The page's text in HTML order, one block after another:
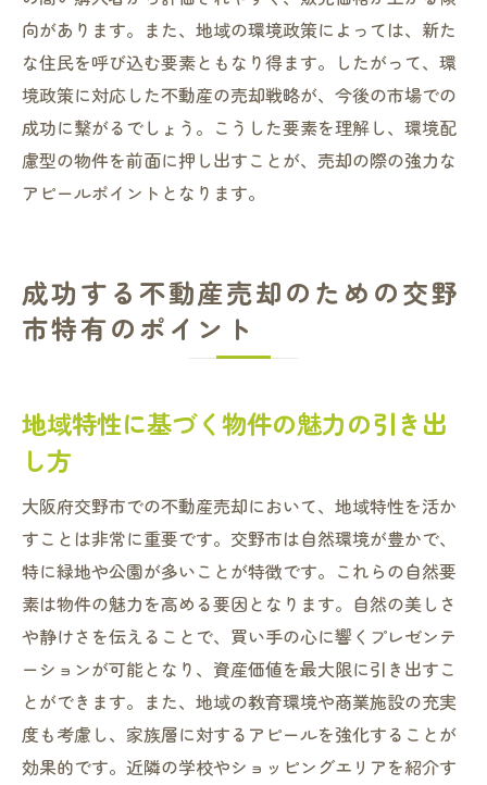
向があります。また、地域の環境政策によっては、新た
な住民を呼び込む要素ともなり得ます。したがって、環
境政策に対応した不動産の売却戦略が、今後の市場での
成功に繋がるでしょう。こうした要素を理解し、環境配
慮型の物件を前面に押し出すことが、売却の際の強力な
アピールポイントとなります。
成功する不動産売却のための交野
市特有のポイント
地域特性に基づく物件の魅力の引き出
し方
大阪府交野市での不動産売却において、地域特性を活か
すことは非常に重要です。交野市は自然環境が豊かで、
特に緑地や公園が多いことが特徴です。これらの自然要
素は物件の魅力を高める要因となります。自然の美しさ
や静けさを伝えることで、買い手の心に響くプレゼンテ
ーションが可能となり、資産価値を最大限に引き出すこ
とができます。また、地域の教育環境や商業施設の充実
度も考慮し、家族層に対するアピールを強化することが
効果的です。近隣の学校やショッピングエリアを紹介す